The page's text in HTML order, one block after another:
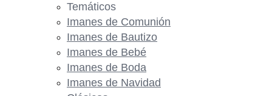
Temáticos
Imanes de Comunión
Imanes de Bautizo
Imanes de Bebé
Imanes de Boda
Imanes de Navidad